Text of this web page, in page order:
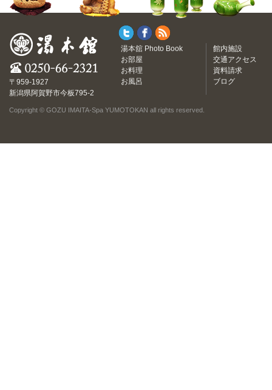
〒959-1927
新潟県阿賀野市今板795-2
湯本舘 Photo Book
お部屋
お料理
お風呂
館内施設
交通アクセス
資料請求
ブログ
Copyright © GOZU IMAITA-Spa YUMOTOKAN all rights reserved.